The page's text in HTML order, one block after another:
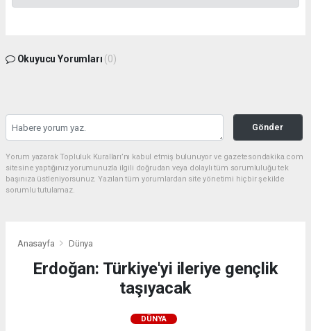
Okuyucu Yorumları (0)
Gönder
Yorum yazarak Topluluk Kuralları’nı kabul etmiş bulunuyor ve gazetesondakika.com
sitesine yaptığınız yorumunuzla ilgili doğrudan veya dolaylı tüm sorumluluğu tek
başınıza üstleniyorsunuz. Yazılan tüm yorumlardan site yönetimi hiçbir şekilde
sorumlu tutulamaz.
Anasayfa Dünya
Erdoğan: Türkiye'yi ileriye gençlik
taşıyacak
DÜNYA